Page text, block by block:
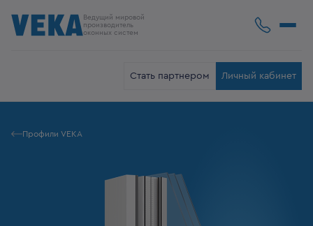
Ведущий мировой
производитель
оконных систем
Стать партнером Личный кабинет
Профили VEKA